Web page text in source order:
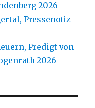
2026
Pressenotiz
Predigt von
2026